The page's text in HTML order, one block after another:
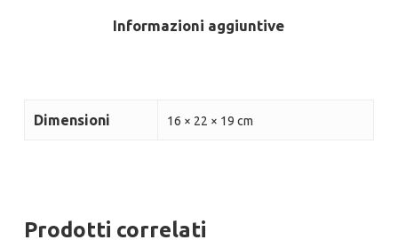
Informazioni aggiuntive
Dimensioni 16 × 22 × 19 cm
Prodotti correlati